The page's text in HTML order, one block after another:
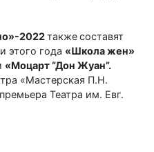
2022такжесоставят
этого года «Школа жен»
«Моцарт “Дон Жуан”.
«Мастерская П.Н.
Театра им. Евг.